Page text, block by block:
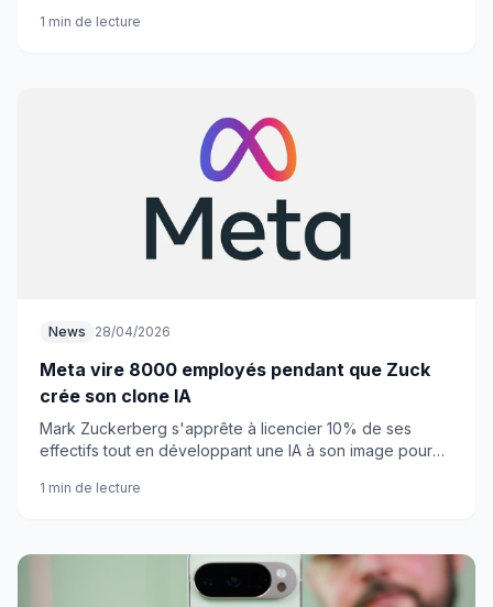
1 min de lecture
News 28/04/2026
Meta vire 8000 employés pendant que Zuck
crée son clone IA
Mark Zuckerberg s'apprête à licencier 10% de ses
effectifs tout en développant une IA à son image pour
saisissante.
1 min de lecture